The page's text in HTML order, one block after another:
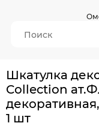
Шкатулка
Collection
декоративная,
1 шт